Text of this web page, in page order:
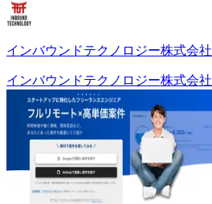
インバウンドテクノロジー株式会社
インバウンドテクノロジー株式会社